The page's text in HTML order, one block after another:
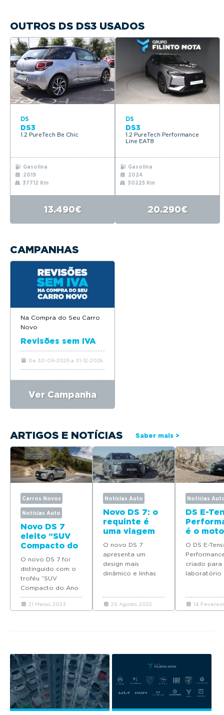
OUTROS DS DS3 USADOS
DS
DS3
1.2 PureTech Be Chic
Gasolina
2019
37712 Km
13.490€
DS
DS3
1.2 PureTech Performance
Line EAT8
Gasolina
2024
30225 Km
20.290€
CAMPANHAS
Na Compra do Seu Carro
Novo
Revisões sem IVA
De 30-09-2025 a 31-12-2026
Ver Campanha
ARTIGOS E NOTÍCIAS Saber mais >
Carros Novos
Notícias Auto
Novo DS 7
eleito “SUV
Compacto do
Ano 2023”
O novo DS 7 foi
distinguido com o
troféu “SUV
Compacto do Ano
2023” em Portugal
na iniciativa “Troféu
21 Março, 2023
Notícias Auto
Novo DS 7: o
requinte é
uma viagem
O novo DS 7
apresenta um
design mais
dinâmico e linhas
personalidade e
elegância da gama
29 Agosto, 2022
Notícias
DS E-
é o
futuro
O DS E-
criado para
laboratório
da Gama
14